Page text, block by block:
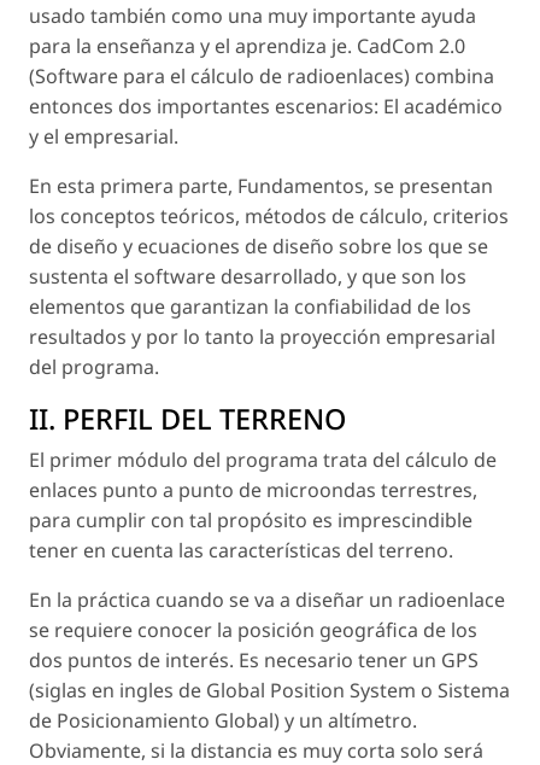
usado también como una muy importante ayuda
para la enseñanza y el aprendiza je. CadCom 2.0
(Software para el cálculo de radioenlaces) combina
entonces dos importantes escenarios: El académico
y el empresarial.
En esta primera parte, Fundamentos, se presentan
los conceptos teóricos, métodos de cálculo, criterios
de diseño y ecuaciones de diseño sobre los que se
sustenta el software desarrollado, y que son los
elementos que garantizan la confiabilidad de los
resultados y por lo tanto la proyección empresarial
del programa.
II. PERFIL DEL TERRENO
El primer módulo del programa trata del cálculo de
enlaces punto a punto de microondas terrestres,
para cumplir con tal propósito es imprescindible
tener en cuenta las características del terreno.
En la práctica cuando se va a diseñar un radioenlace
se requiere conocer la posición geográfica de los
dos puntos de interés. Es necesario tener un GPS
(siglas en ingles de Global Position System o Sistema
de Posicionamiento Global) y un altímetro.
Obviamente, si la distancia es muy corta solo será